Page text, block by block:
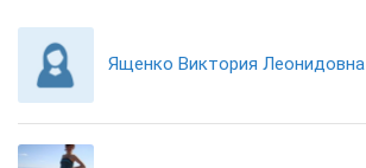
Ященко Виктория Леонидовна